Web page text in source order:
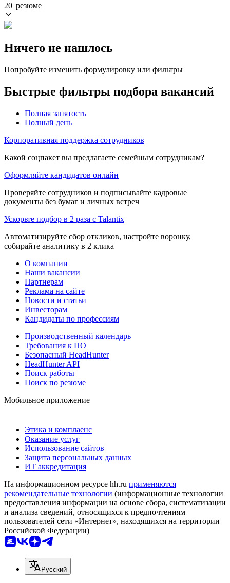
20 резюме
Ничего не нашлось
Попробуйте изменить формулировку или фильтры
Быстрые фильтры подбора вакансий
Полная занятость
Полный день
Корпоративная поддержка сотрудников
Какой соцпакет вы предлагаете семейным сотрудникам?
Оформляйте кандидатов онлайн
Проверяйте сотрудников и подписывайте кадровые
документы без бумаг и личных встреч
Ускорьте подбор в 2 раза с Talantix
Автоматизируйте сбор откликов, настройте воронку,
собирайте аналитику в 2 клика
О компании
Наши вакансии
Партнерам
Реклама на сайте
Новости и статьи
Инвесторам
Кандидаты по профессиям
Производственный календарь
Требования к ПО
Безопасный HeadHunter
HeadHunter API
Поиск работы
Поиск по резюме
Мобильное приложение
Этика и комплаенс
Оказание услуг
Использование сайтов
Защита персональных данных
ИТ аккредитация
На информационном ресурсе hh.ru применяются
рекомендательные технологии (информационные технологии
предоставления информации на основе сбора, систематизации
и анализа сведений, относящихся к предпочтениям
пользователей сети «Интернет», находящихся на территории
Российской Федерации)
Русский